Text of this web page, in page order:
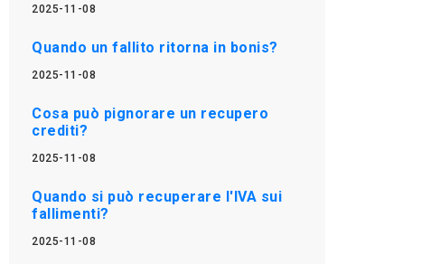
2025-11-08
Quando un fallito ritorna in bonis?
2025-11-08
Cosa può pignorare un recupero
crediti?
2025-11-08
Quando si può recuperare l'IVA sui
fallimenti?
2025-11-08